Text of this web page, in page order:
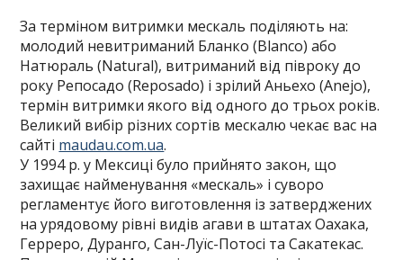
За терміном витримки мескаль поділяють на:
молодий невитриманий Бланко (Blanco) або
Натюраль (Natural), витриманий від півроку до
року Репосадо (Reposado) і зрілий Аньехо (Anejo),
термін витримки якого від одного до трьох років.
Великий вибір різних сортів мескалю чекає вас на
сайті maudau.com.ua.
У 1994 р. у Мексиці було прийнято закон, що
захищає найменування «мескаль» і суворо
регламентує його виготовлення із затверджених
на урядовому рівні видів агави в штатах Оахака,
Герреро, Дуранго, Сан-Луїс-Потосі та Сакатекас.